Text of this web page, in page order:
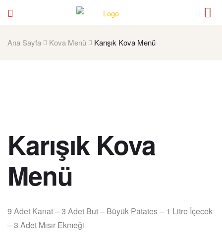
Ana Sayfa Kova Menü Karışık Kova Menü
Karışık Kova
Menü
9 Adet Kanat – 3 Adet But – Büyük Patates – 1 Litre İçecek
– 3 Adet Mısır Ekmeği